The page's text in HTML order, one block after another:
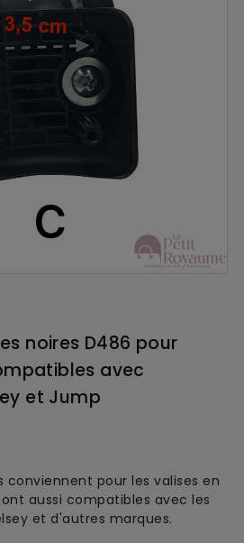
noires D486 pour
avec
et Jump
conviennent pour les valises en
aussi compatibles avec les
et d'autres marques.